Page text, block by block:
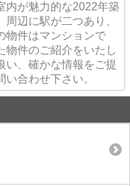
内が魅力的な2022年築
辺に駅が二つあり、
物件はマンションで
物件のご紹介をいたし
い、確かな情報をご提
合わせ下さい。